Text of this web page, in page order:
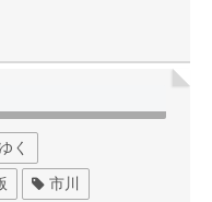
く
市川